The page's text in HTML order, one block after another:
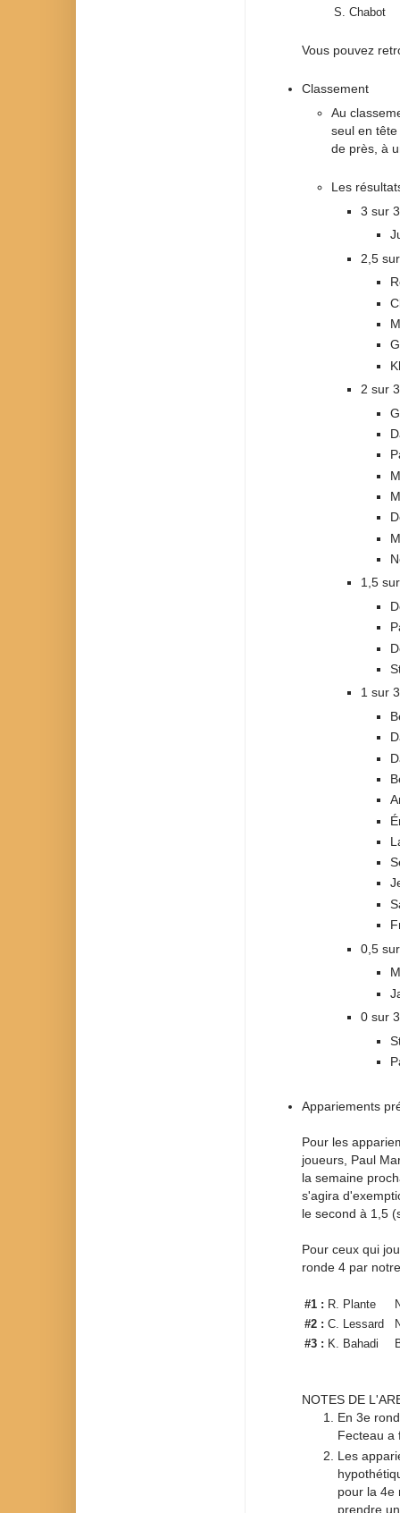
S. Chabot
Vous pouvez
Classement
Au
seul en
de près, à
Les
3 sur
2,5
2 sur
1,5
1 sur
0,5
0 sur
Appariements
Pour les
joueurs, Paul
la semaine
s'agira
le second à 1,5
Pour ceux qui
ronde 4 par
#1 : R. Plante
#2 : C. Lessard
#3 : K. Bahadi
NOTES DE
En 3e
Fecteau a
Les
pour la 4e
prendre